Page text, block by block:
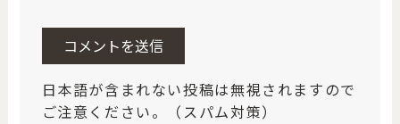
日本語が含まれない投稿は無視されますので
ご注意ください。（スパム対策）